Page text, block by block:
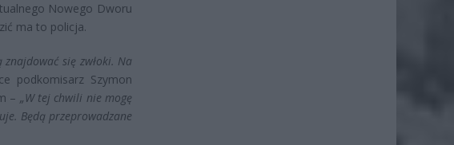
Nowego Dworu
ma to policja.
się zwłoki. Na
podkomisarz Szymon
– „W tej chwili nie mogę
Będą przeprowadzane